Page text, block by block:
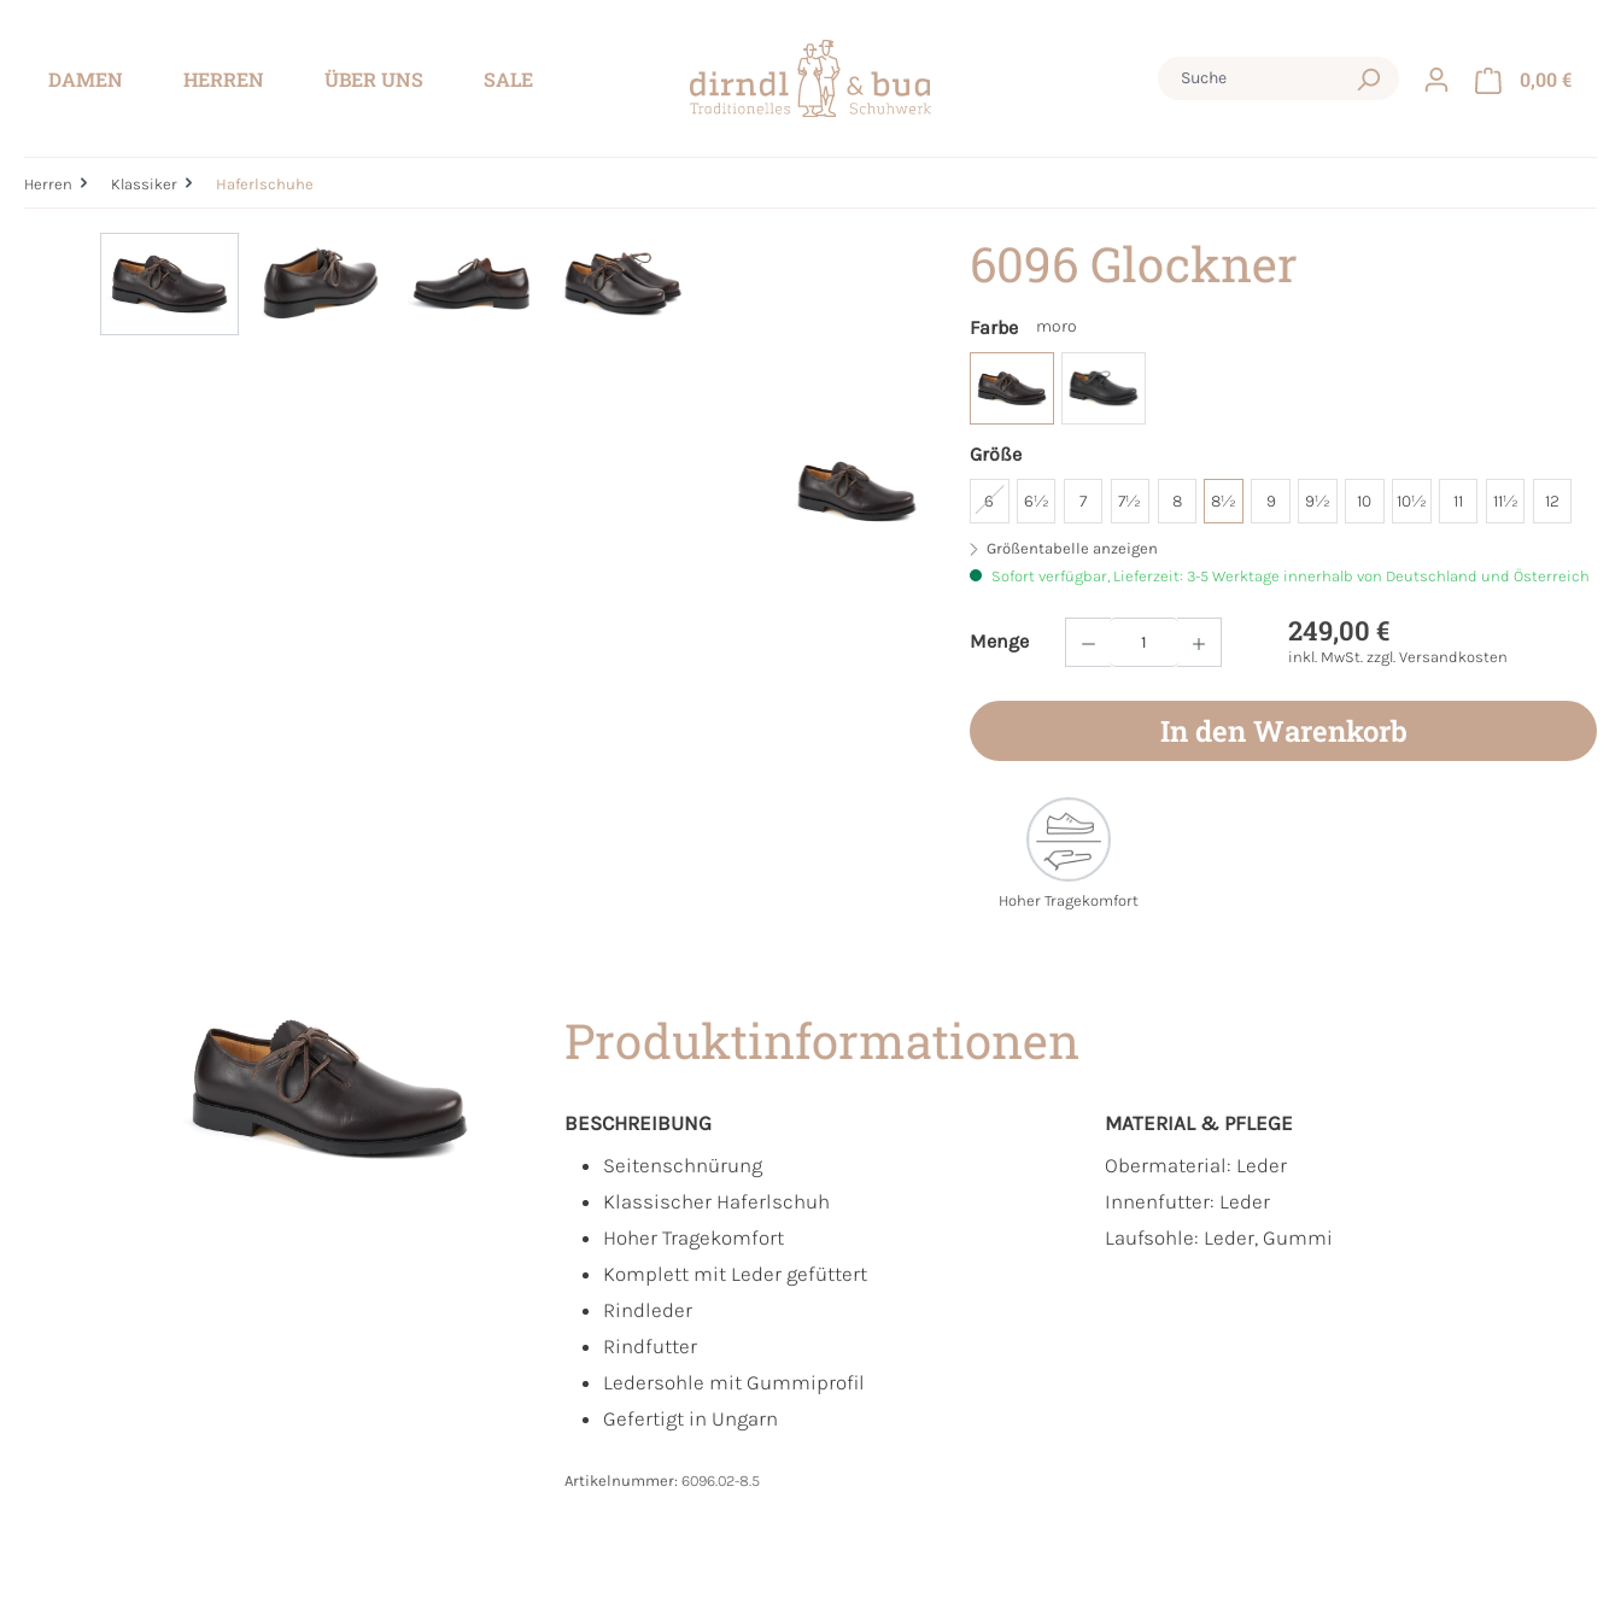
DAMEN HERREN ÜBER UNS SALE 0,00 €
Herren Klassiker Haferlschuhe
6096 Glockner
Farbe moro
Größe
6 6½ 7 7½ 8 8½ 9 9½ 10 10½ 11 11½ 12
Größentabelle anzeigen
Sofort verfügbar, Lieferzeit: 3-5 Werktage innerhalb von Deutschland und Österreich
Menge
Produkt Anzahl: Gib den gewünschten Wert ein
249,00 €
inkl. MwSt. zzgl. Versandkosten
In den Warenkorb
Hoher Tragekomfort
Produktinformationen
BESCHREIBUNG
Seitenschnürung
Klassischer Haferlschuh
Hoher Tragekomfort
Komplett mit Leder gefüttert
Rindleder
Rindfutter
Ledersohle mit Gummiprofil
Gefertigt in Ungarn
MATERIAL & PFLEGE
Obermaterial: Leder
Innenfutter: Leder
Laufsohle: Leder, Gummi
Artikelnummer: 6096.02-8.5